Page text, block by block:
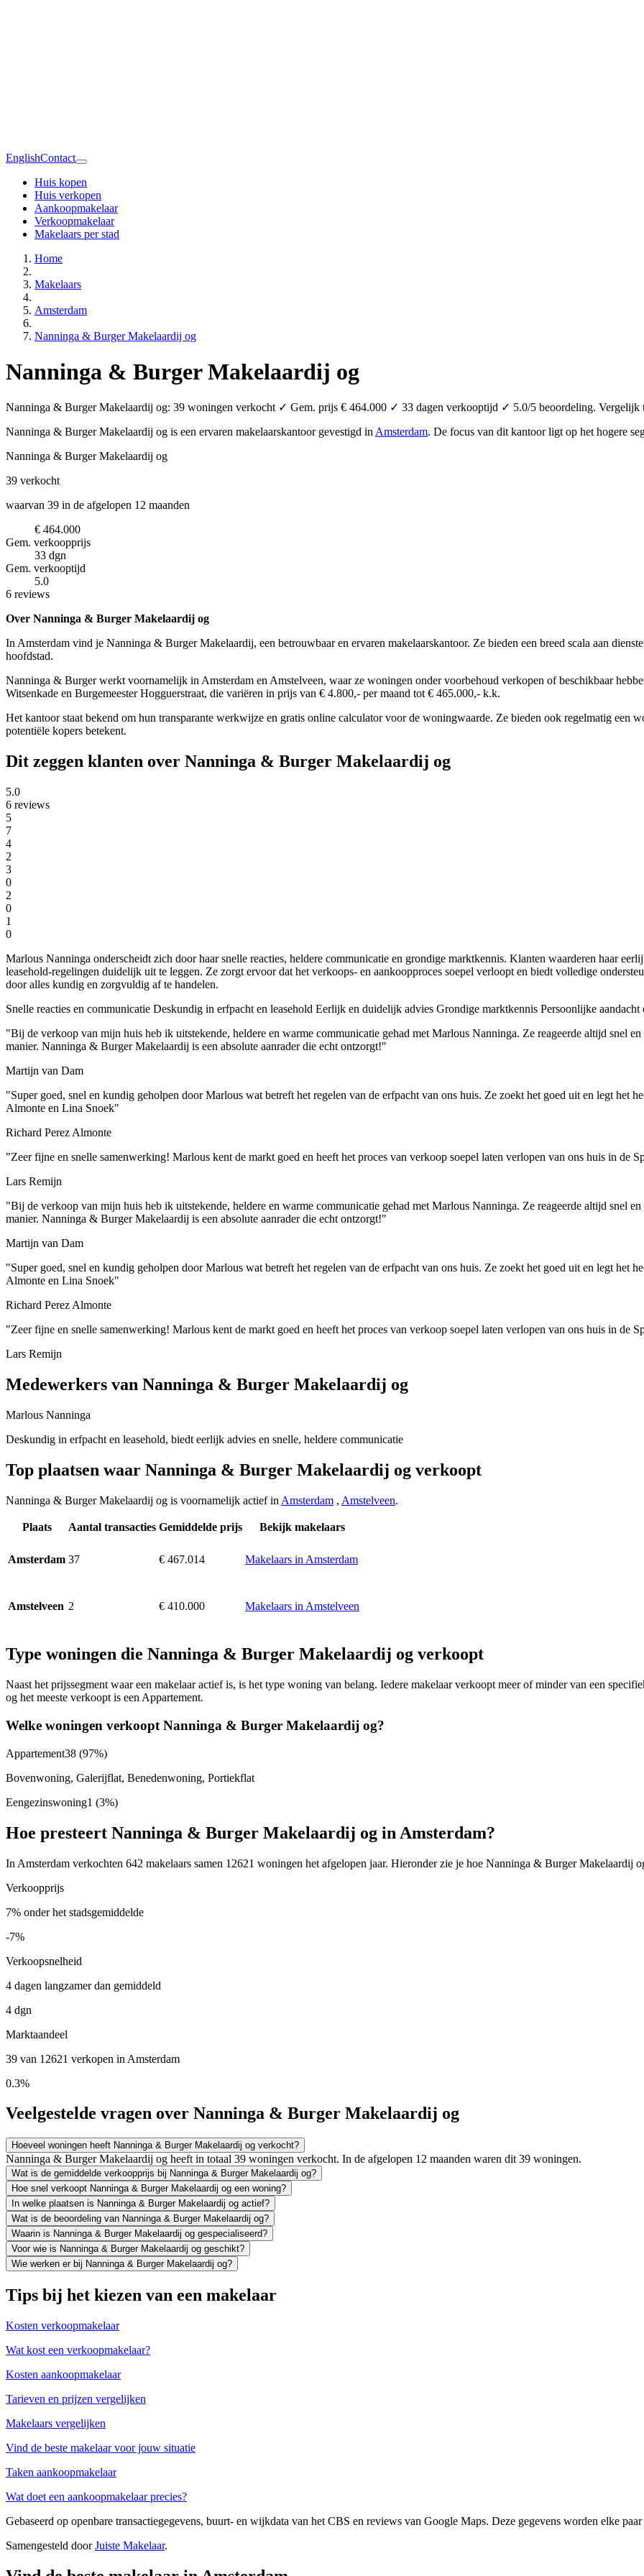
EnglishContact
Huis kopen
Huis verkopen
Aankoopmakelaar
Verkoopmakelaar
Makelaars per stad
Home
Makelaars
Amsterdam
Nanninga & Burger Makelaardij og
Nanninga & Burger Makelaardij og
Nanninga & Burger Makelaardij og: 39 woningen verkocht ✓ Gem. prijs € 464.000 ✓ 33 dagen verkooptijd ✓ 5.0/5 beoordeling. Vergelijk
Nanninga & Burger Makelaardij og is een ervaren makelaarskantoor gevestigd in Amsterdam. De focus van dit kantoor ligt op het hogere
Nanninga & Burger Makelaardij og
39 verkocht
waarvan 39 in de afgelopen 12 maanden
€ 464.000
Gem. verkoopprijs
33 dgn
Gem. verkooptijd
5.0
6 reviews
Over Nanninga & Burger Makelaardij og
In Amsterdam vind je Nanninga & Burger Makelaardij, een betrouwbaar en ervaren makelaarskantoor. Ze bieden een breed scala aan
hoofdstad.
Nanninga & Burger werkt voornamelijk in Amsterdam en Amstelveen, waar ze woningen onder voorbehoud verkopen of beschikbaar
Witsenkade en Burgemeester Hogguerstraat, die variëren in prijs van € 4.800,- per maand tot € 465.000,- k.k.
Het kantoor staat bekend om hun transparante werkwijze en gratis online calculator voor de woningwaarde. Ze bieden ook regelmatig een
potentiële kopers betekent.
Dit zeggen klanten over Nanninga & Burger Makelaardij og
5.0
6 reviews
5
7
4
2
3
0
2
0
1
0
Marlous Nanninga onderscheidt zich door haar snelle reacties, heldere communicatie en grondige marktkennis. Klanten waarderen haar
leasehold-regelingen duidelijk uit te leggen. Ze zorgt ervoor dat het verkoops- en aankoopproces soepel verloopt en biedt volledige
door alles kundig en zorgvuldig af te handelen.
Snelle reacties en communicatie Deskundig in erfpacht en leasehold Eerlijk en duidelijk advies Grondige marktkennis Persoonlijke aandacht
"Bij de verkoop van mijn huis heb ik uitstekende, heldere en warme communicatie gehad met Marlous Nanninga. Ze reageerde altijd snel
manier. Nanninga & Burger Makelaardij is een absolute aanrader die echt ontzorgt!"
Martijn van Dam
"Super goed, snel en kundig geholpen door Marlous wat betreft het regelen van de erfpacht van ons huis. Ze zoekt het goed uit en legt het
Almonte en Lina Snoek"
Richard Perez Almonte
"Zeer fijne en snelle samenwerking! Marlous kent de markt goed en heeft het proces van verkoop soepel laten verlopen van ons huis in de
Lars Remijn
"Bij de verkoop van mijn huis heb ik uitstekende, heldere en warme communicatie gehad met Marlous Nanninga. Ze reageerde altijd snel
manier. Nanninga & Burger Makelaardij is een absolute aanrader die echt ontzorgt!"
Martijn van Dam
"Super goed, snel en kundig geholpen door Marlous wat betreft het regelen van de erfpacht van ons huis. Ze zoekt het goed uit en legt het
Almonte en Lina Snoek"
Richard Perez Almonte
"Zeer fijne en snelle samenwerking! Marlous kent de markt goed en heeft het proces van verkoop soepel laten verlopen van ons huis in de
Lars Remijn
Medewerkers van Nanninga & Burger Makelaardij og
Marlous Nanninga
Deskundig in erfpacht en leasehold, biedt eerlijk advies en snelle, heldere communicatie
Top plaatsen waar Nanninga & Burger Makelaardij og verkoopt
Nanninga & Burger Makelaardij og is voornamelijk actief in Amsterdam , Amstelveen.
Plaats Aantal transacties Gemiddelde prijs Bekijk makelaars
Amsterdam 37 € 467.014 Makelaars in Amsterdam
Amstelveen 2 € 410.000 Makelaars in Amstelveen
Type woningen die Nanninga & Burger Makelaardij og verkoopt
Naast het prijssegment waar een makelaar actief is, is het type woning van belang. Iedere makelaar verkoopt meer of minder van een
og het meeste verkoopt is een Appartement.
Welke woningen verkoopt Nanninga & Burger Makelaardij og?
Appartement38 (97%)
Bovenwoning, Galerijflat, Benedenwoning, Portiekflat
Eengezinswoning1 (3%)
Hoe presteert Nanninga & Burger Makelaardij og in Amsterdam?
In Amsterdam verkochten 642 makelaars samen 12621 woningen het afgelopen jaar. Hieronder zie je hoe Nanninga & Burger Makelaardij
Verkoopprijs
7% onder het stadsgemiddelde
-7%
Verkoopsnelheid
4 dagen langzamer dan gemiddeld
4 dgn
Marktaandeel
39 van 12621 verkopen in Amsterdam
0.3%
Veelgestelde vragen over Nanninga & Burger Makelaardij og
Hoeveel woningen heeft Nanninga & Burger Makelaardij og verkocht?
Nanninga & Burger Makelaardij og heeft in totaal 39 woningen verkocht. In de afgelopen 12 maanden waren dit 39 woningen.
Wat is de gemiddelde verkoopprijs bij Nanninga & Burger Makelaardij og?
Hoe snel verkoopt Nanninga & Burger Makelaardij og een woning?
In welke plaatsen is Nanninga & Burger Makelaardij og actief?
Wat is de beoordeling van Nanninga & Burger Makelaardij og?
Waarin is Nanninga & Burger Makelaardij og gespecialiseerd?
Voor wie is Nanninga & Burger Makelaardij og geschikt?
Wie werken er bij Nanninga & Burger Makelaardij og?
Tips bij het kiezen van een makelaar
Kosten verkoopmakelaar
Wat kost een verkoopmakelaar?
Kosten aankoopmakelaar
Tarieven en prijzen vergelijken
Makelaars vergelijken
Vind de beste makelaar voor jouw situatie
Taken aankoopmakelaar
Wat doet een aankoopmakelaar precies?
Gebaseerd op openbare transactiegegevens, buurt- en wijkdata van het CBS en reviews van Google Maps. Deze gegevens worden elke
Samengesteld doorJuiste Makelaar.